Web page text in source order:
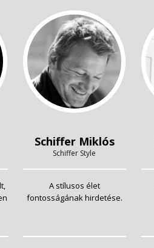
Schiffer Miklós
Schiffer Style
A stílusos élet
fontosságának hirdetése.